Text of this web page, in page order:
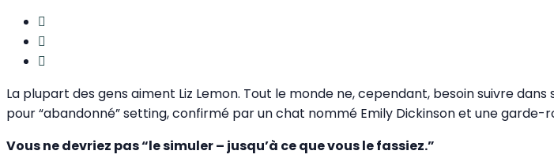
La plupart des gens aiment Liz Lemon. Tout le monde ne, cependant, besoin suivre
pour “abandonné” setting, confirmé par un chat nommé Emily Dickinson et une
Vous ne devriez pas “le simuler – jusqu’à ce que vous le fassiez.”